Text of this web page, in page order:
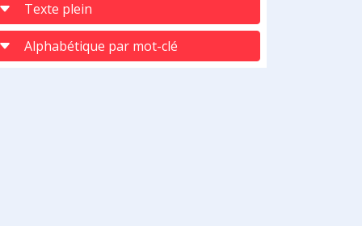
Texte plein
Alphabétique par mot-clé